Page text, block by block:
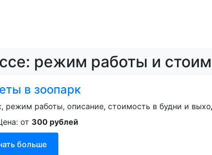
режим работы и
в зоопарк
режим работы, описание, стоимость в будни и
от 300 рублей
больше